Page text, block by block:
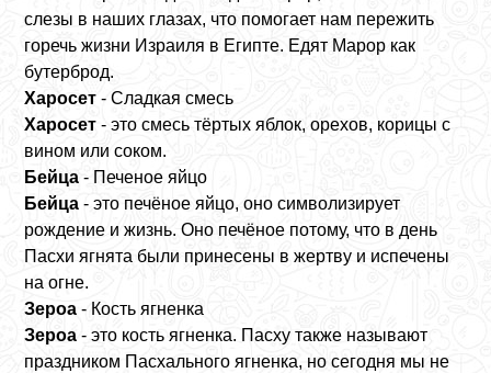
слезы в наших глазах, что помогает нам пережить
горечь жизни Израиля в Египте. Едят Марор как
бутерброд.
Харосет - Сладкая смесь
Харосет - это смесь тёртых яблок, орехов, корицы с
вином или соком.
Бейца - Печеное яйцо
Бейца - это печёное яйцо, оно символизирует
рождение и жизнь. Оно печёное потому, что в день
Пасхи ягнята были принесены в жертву и испечены
на огне.
Зероа - Кость ягненка
Зероа - это кость ягненка. Пасху также называют
праздником Пасхального ягненка, но сегодня мы не